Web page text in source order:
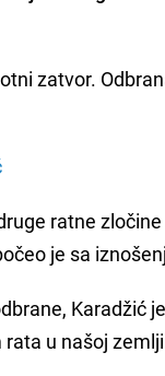
zatvor.
ratne
je sa
Karadžić
u našoj